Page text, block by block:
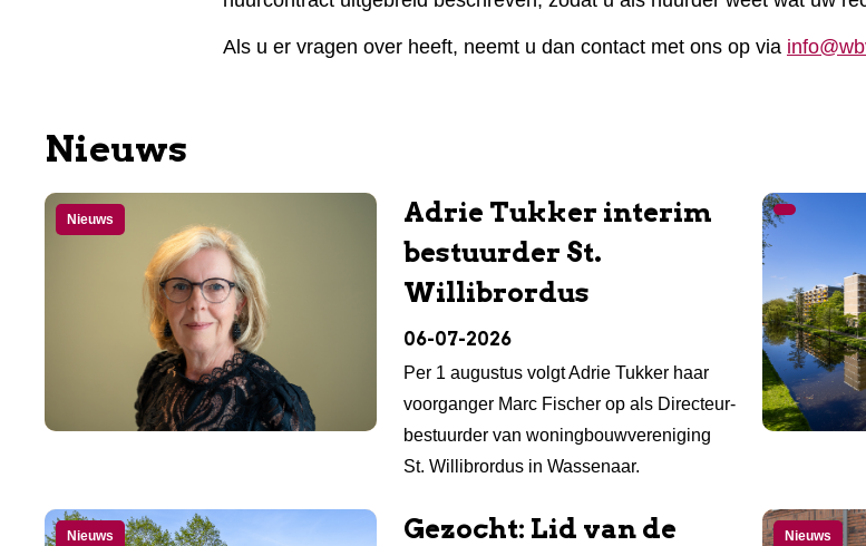
Als u er vragen over heeft, neemt u dan contact met ons op via
Nieuws
Nieuws
Adrie Tukker interim
bestuurder St.
Willibrordus
06-07-2026
Per 1 augustus volgt Adrie Tukker haar
voorganger Marc Fischer op als Directeur-
bestuurder van woningbouwvereniging
St. Willibrordus in Wassenaar.
Nieuws
Gezocht: Lid van de
Nieuws